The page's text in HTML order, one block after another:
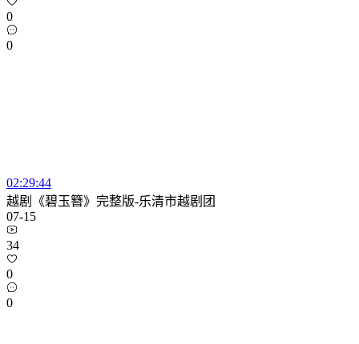
0
0
02:29:44
越剧《碧玉簪》完整版-乐清市越剧团
07-15
34
0
0